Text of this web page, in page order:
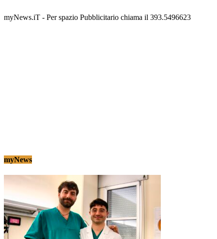
myNews.iT - Per spazio Pubblicitario chiama il 393.5496623
myNews